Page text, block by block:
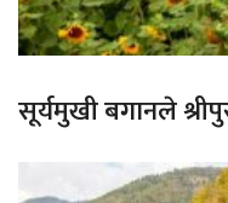
सूर्यमुखी बगानले